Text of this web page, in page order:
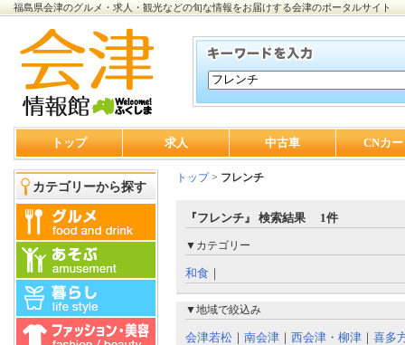
福島県会津のグルメ・求人・観光などの旬な情報をお届けする会津のポータルサイト
トップ 求人 中古車 CNカ
カテゴリーから探す
トップ> フレンチ
『フレンチ』 検索結果 1件
▼カテゴリー
和食 ｜
▼地域で絞込み
会津若松 ｜ 南会津 ｜ 西会津・柳津 ｜ 喜多